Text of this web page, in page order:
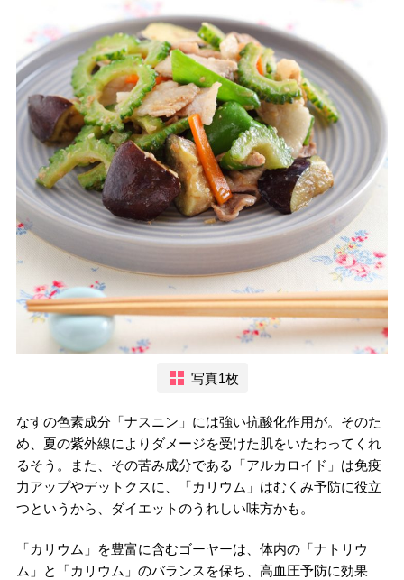
写真1枚
なすの色素成分「ナスニン」には強い抗酸化作用が。そのた
め、夏の紫外線によりダメージを受けた肌をいたわってくれ
るそう。また、その苦み成分である「アルカロイド」は免疫
力アップやデットクスに、「カリウム」はむくみ予防に役立
つというから、ダイエットのうれしい味方かも。
「カリウム」を豊富に含むゴーヤーは、体内の「ナトリウ
ム」と「カリウム」のバランスを保ち、高血圧予防に効果